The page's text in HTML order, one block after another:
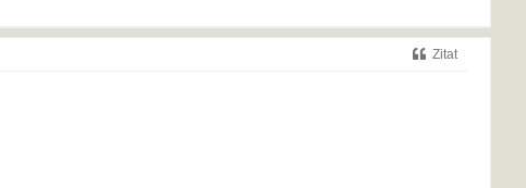
Zitat